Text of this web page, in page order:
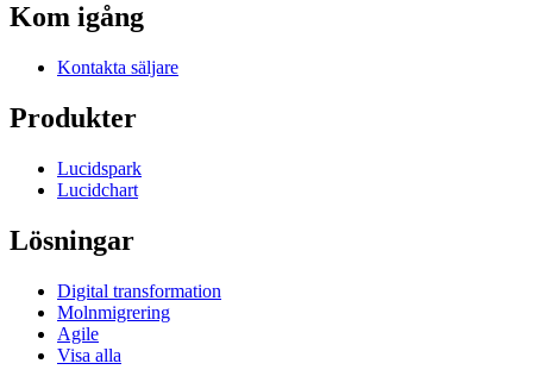
Kom igång
Kontakta säljare
Produkter
Lucidspark
Lucidchart
Lösningar
Digital transformation
Molnmigrering
Agile
Visa alla